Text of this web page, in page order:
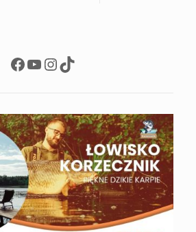
Facebook
YouTube
Instagram
TikTok